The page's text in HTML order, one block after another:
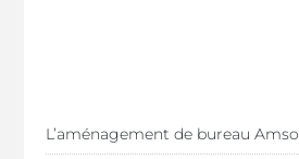
L’aménagement de bureau Amso